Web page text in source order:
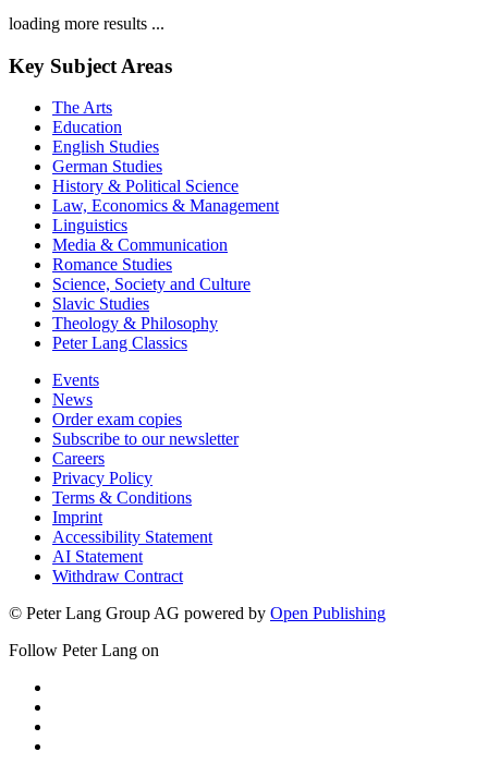
loading more results ...
Key Subject Areas
The Arts
Education
English Studies
German Studies
History & Political Science
Law, Economics & Management
Linguistics
Media & Communication
Romance Studies
Science, Society and Culture
Slavic Studies
Theology & Philosophy
Peter Lang Classics
Events
News
Order exam copies
Subscribe to our newsletter
Careers
Privacy Policy
Terms & Conditions
Imprint
Accessibility Statement
AI Statement
Withdraw Contract
© Peter Lang Group AG powered by Open Publishing
Follow Peter Lang on